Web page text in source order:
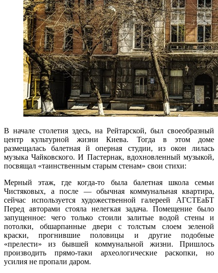
В начале столетия здесь, на Рейтарской, был своеобразный
центр культурной жизни Киева. Тогда в этом доме
размещалась балетная й оперная студии, из окон лилась
музыка Чайковского. И Пастернак, вдохновленный музыкой,
посвящал «таинственным старым стенам» свои стихи:
Мерный этаж, где когда-то была балетная школа семьи
Чистяковых, а после — обычная коммунальная квартира,
сейчас используется художественной галереей АГСТЕаБТ
Перед авторами стояла нелегкая задача. Помещение было
запущенное: чего только стоили залитые водой стены и
потолки, обшарпанные двери с толстым слоем зеленой
краски, прогнившие половицы и другие подобные
«прелести» из бывшей коммунальной жизни. Пришлось
производить прямо-таки археологические раскопки, но
усилия не пропали даром.